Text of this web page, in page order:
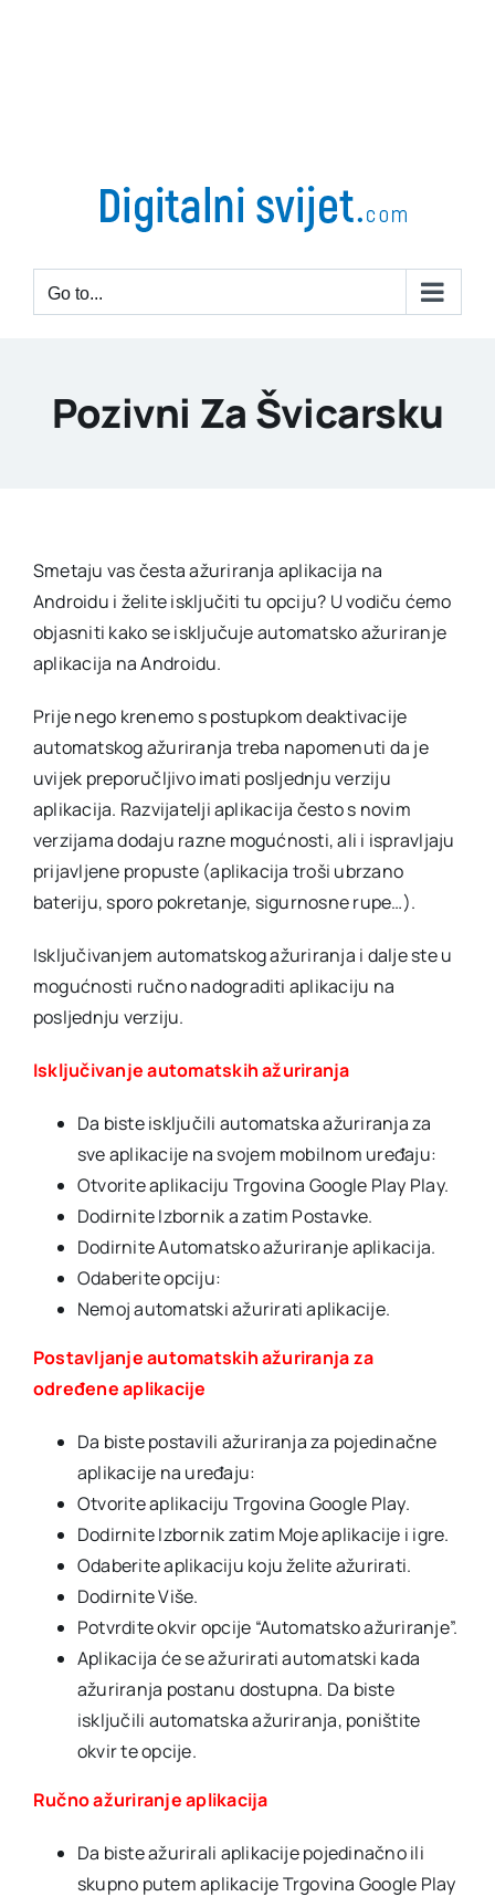
Go to...
Pozivni Za Švicarsku
Smetaju vas česta ažuriranja aplikacija na
Androidu i želite isključiti tu opciju? U vodiču ćemo
objasniti kako se isključuje automatsko ažuriranje
aplikacija na Androidu.
Prije nego krenemo s postupkom deaktivacije
automatskog ažuriranja treba napomenuti da je
uvijek preporučljivo imati posljednju verziju
aplikacija. Razvijatelji aplikacija često s novim
verzijama dodaju razne mogućnosti, ali i ispravljaju
prijavljene propuste (aplikacija troši ubrzano
bateriju, sporo pokretanje, sigurnosne rupe…).
Isključivanjem automatskog ažuriranja i dalje ste u
mogućnosti ručno nadograditi aplikaciju na
posljednju verziju.
Isključivanje automatskih ažuriranja
Da biste isključili automatska ažuriranja za
sve aplikacije na svojem mobilnom uređaju:
Otvorite aplikaciju Trgovina Google Play Play.
Dodirnite Izbornik a zatim Postavke.
Dodirnite Automatsko ažuriranje aplikacija.
Odaberite opciju:
Nemoj automatski ažurirati aplikacije.
Postavljanje automatskih ažuriranja za
određene aplikacije
Da biste postavili ažuriranja za pojedinačne
aplikacije na uređaju:
Otvorite aplikaciju Trgovina Google Play.
Dodirnite Izbornik zatim Moje aplikacije i igre.
Odaberite aplikaciju koju želite ažurirati.
Dodirnite Više.
Potvrdite okvir opcije “Automatsko ažuriranje”.
Aplikacija će se ažurirati automatski kada
ažuriranja postanu dostupna. Da biste
isključili automatska ažuriranja, poništite
okvir te opcije.
Ručno ažuriranje aplikacija
Da biste ažurirali aplikacije pojedinačno ili
skupno putem aplikacije Trgovina Google Play